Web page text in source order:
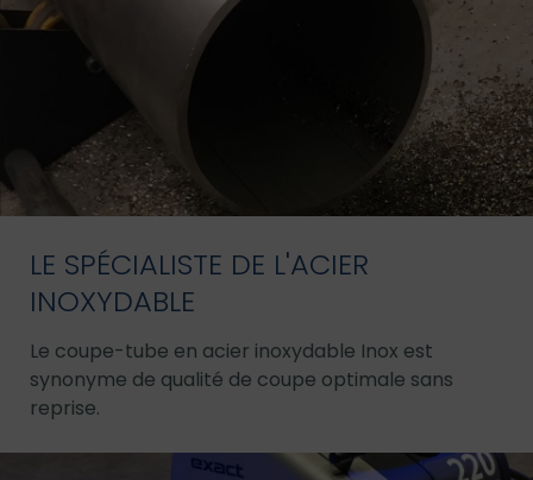
LE SPÉCIALISTE DE L'ACIER
INOXYDABLE
Le coupe-tube en acier inoxydable Inox est
synonyme de qualité de coupe optimale sans
reprise.